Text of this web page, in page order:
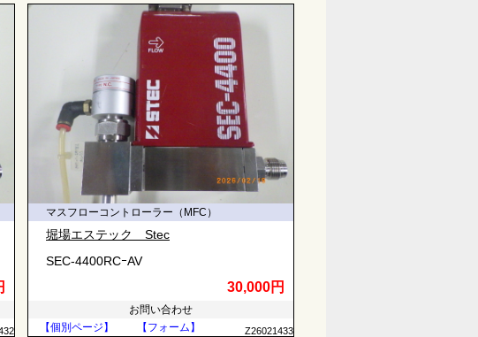
マスフローコントローラー（MFC）
堀場エステック Stec
SEC-4400RCｰAV
30,000円
お問い合わせ
【個別ページ】
【フォーム】 Z26021433